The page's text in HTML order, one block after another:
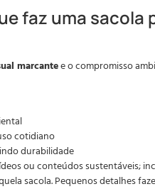
faz uma sacola
marcantee o compromisso
cotidiano
durabilidade
ou conteúdos sustentáveis;
sacola. Pequenos detalhes